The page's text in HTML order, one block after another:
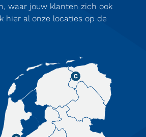
waar jouw klanten zich ook
hier al onze locaties op de